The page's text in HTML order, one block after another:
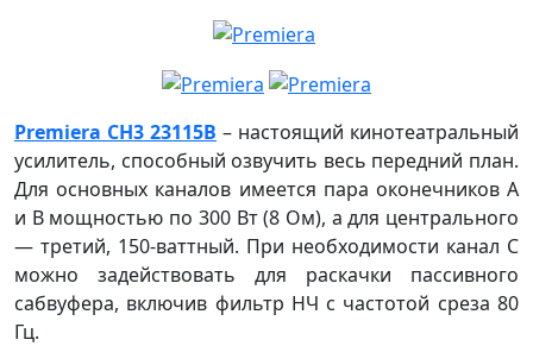
Premiera CH3 23115B – настоящий кинотеатральный
усилитель, способный озвучить весь передний план.
Для основных каналов имеется пара оконечников А
и В мощностью по 300 Вт (8 Ом), а для центрального
— третий, 150-ваттный. При необходимости канал С
можно задействовать для раскачки пассивного
сабвуфера, включив фильтр НЧ с частотой среза 80
Гц.